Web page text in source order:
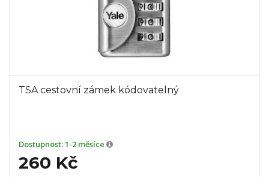
TSA cestovní zámek kódovatelný
Dostupnost:1-2 měsíce
260 Kč